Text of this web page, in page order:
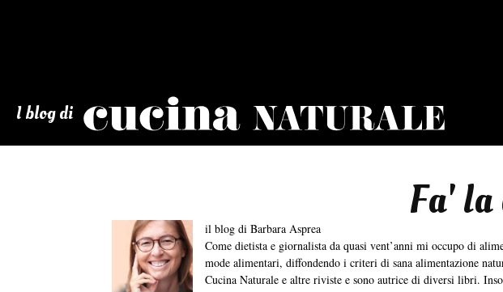
I blog di Naturale
Fa'
il blog di Barbara Asprea
Come dietista e giornalista da quasi vent’anni mi occupo di
mode alimentari, diffondendo i criteri di sana alimentazione
Cucina Naturale e altre riviste e sono autrice di diversi libri.